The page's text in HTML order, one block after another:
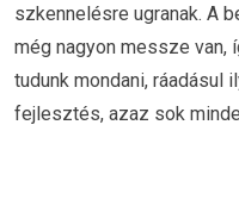
szkennelésre ugranak. A
még nagyon messze
tudunk mondani, ráadásul
fejlesztés, azaz sok